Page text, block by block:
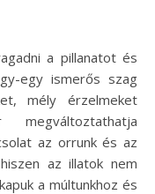
egy ismerős szag
mély érzelmeket
az orrunk és az
az illatok nem
a múltunkhoz és